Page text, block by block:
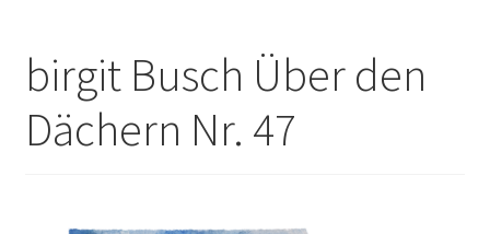
Rahmen & Einrahmung
Firmenservice – Kunst für Büro, Praxis, Kanzlei
birgit Busch Über den
Dächern Nr. 47